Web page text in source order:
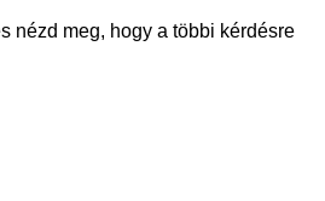
nézd meg, hogy a többi kérdésre